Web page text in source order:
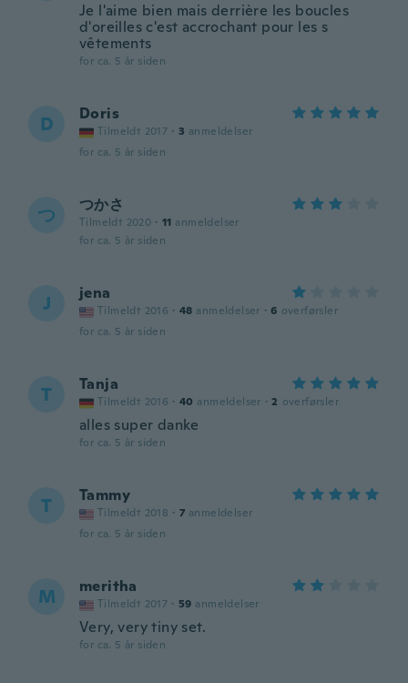
Je l'aime bien mais derrière les boucles
d'oreilles c'est accrochant pour les s
vêtements
for ca. 5 år siden
D Doris
Tilmeldt 2017 · 3 anmeldelser
for ca. 5 år siden
つ つかさ
Tilmeldt 2020 · 11 anmeldelser
for ca. 5 år siden
J jena
Tilmeldt 2016 · 48 anmeldelser · 6 overførsler
for ca. 5 år siden
T Tanja
Tilmeldt 2016 · 40 anmeldelser · 2 overførsler
alles super danke
for ca. 5 år siden
T Tammy
Tilmeldt 2018 · 7 anmeldelser
for ca. 5 år siden
M meritha
Tilmeldt 2017 · 59 anmeldelser
Very, very tiny set.
for ca. 5 år siden